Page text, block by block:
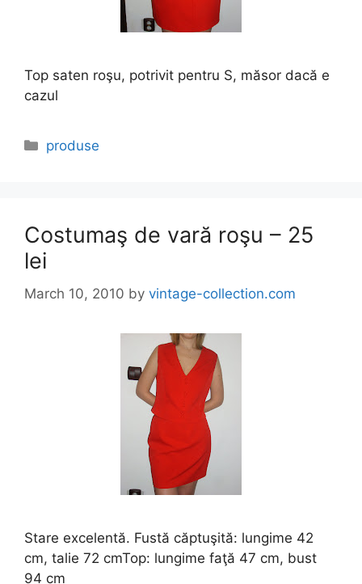
Top saten roşu, potrivit pentru S, măsor dacă e
cazul
Categories
produse
Costumaş de vară roşu – 25
lei
March 10, 2010 by vintage-collection.com
Stare excelentă. Fustă căptuşită: lungime 42
cm, talie 72 cmTop: lungime faţă 47 cm, bust
94 cm